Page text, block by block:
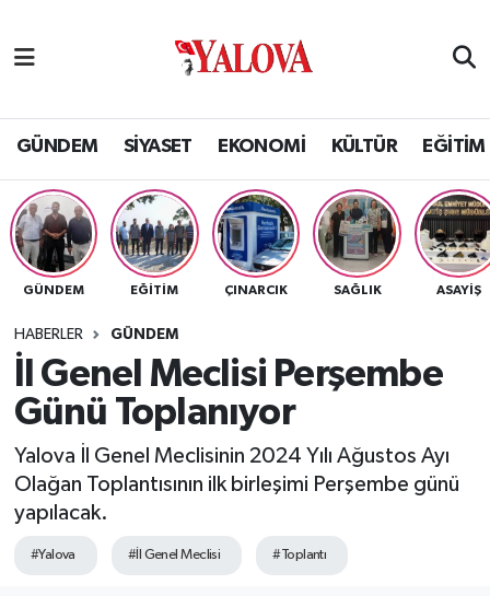
GÜNDEM SİYASET EKONOMİ KÜLTÜR EĞİTİM
GÜNDEM EĞİTİM ÇINARCIK SAĞLIK ASAYİŞ
HABERLER GÜNDEM
İl Genel Meclisi Perşembe
Günü Toplanıyor
Yalova İl Genel Meclisinin 2024 Yılı Ağustos Ayı
Olağan Toplantısının ilk birleşimi Perşembe günü
yapılacak.
#Yalova #İl Genel Meclisi #Toplantı
SİYASET
EKONOMİ
KÜLTÜR
BİLİM VE TEKNOLOJİ
ASAYİŞ
SAĞLIK
Yalova Nöbetçi Eczaneler
Yalova Hava Durumu
Yalova Namaz Vakitleri
Yalova Trafik Yoğunluk Haritası
Tüm Manşetler
Son Dakika Haberleri
Haber Arşivi